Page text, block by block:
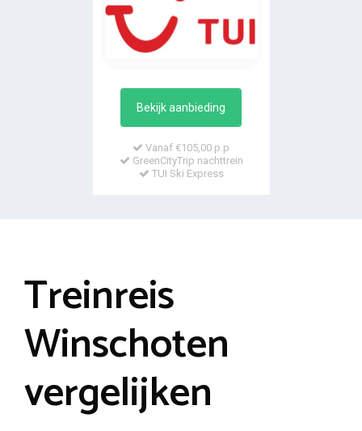
Bekijk aanbieding
Vanaf €105,00 p.p
GreenCityTrip nachttrein
TUI Ski Express
Treinreis
Winschoten
vergelijken